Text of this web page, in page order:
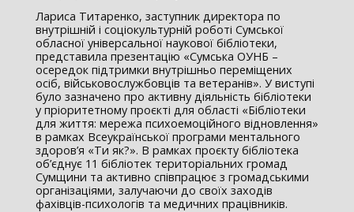
Лариса Титаренко, заступник директора по
внутрішній і соціокультурній роботі Сумської
обласної універсальної наукової бібліотеки,
представила презентацію «Сумська ОУНБ –
осередок підтримки внутрішньо переміщених
осіб, військовослужбовців та ветеранів». У виступі
було зазначено про активну діяльність бібліотеки
у пріоритетному проєкті для області «Бібліотеки
для життя: мережа психоемоційного відновлення»
в рамках Всеукраїнської програми ментального
здоров’я «Ти як?». В рамках проєкту бібліотека
об’єднує 11 бібліотек територіальних громад
Сумщини та активно співпрацює з громадськими
організаціями, залучаючи до своїх заходів
фахівців-психологів та медичних працівників.